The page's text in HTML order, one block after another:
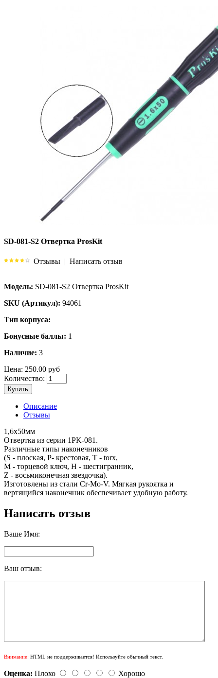
SD-081-S2 Отвертка ProsKit
Отзывы | Написать отзыв
Модель: SD-081-S2 Отвертка ProsKit
SKU (Артикул): 94061
Тип корпуса:
Бонусные баллы: 1
Наличие: 3
Цена: 250.00 руб
Количество:
Купить
Описание
Отзывы
1,6х50мм
Отвертка из серии 1PK-081.
Различные типы наконечников
(S - плоская, Р- крестовая, Т - torx,
М - торцевой ключ, Н - шестигранник,
Z - восьмиконечная звездочка).
Изготовлены из стали Cr-Mo-V. Мягкая рукоятка и
вертящийся наконечник обеспечивает удобную работу.
Написать отзыв
Ваше Имя:
Ваш отзыв:
Внимание: HTML не поддерживается! Используйте обычный текст.
Оценка: Плохо
Хорошо